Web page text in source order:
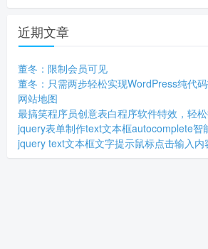
近期文章
董冬：限制会员可见
董冬：只需两步轻松实现WordPress纯代
网站地图
最搞笑程序员创意表白程序软件特效，轻
jquery表单制作text文本框autocomplete智
jquery text文本框文字提示鼠标点击输入内